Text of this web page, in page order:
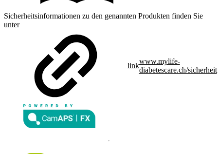
Sicherheitsinformationen zu den genannten Produkten finden Sie
unter
link
www.mylife-
diabetescare.ch/sicherheit